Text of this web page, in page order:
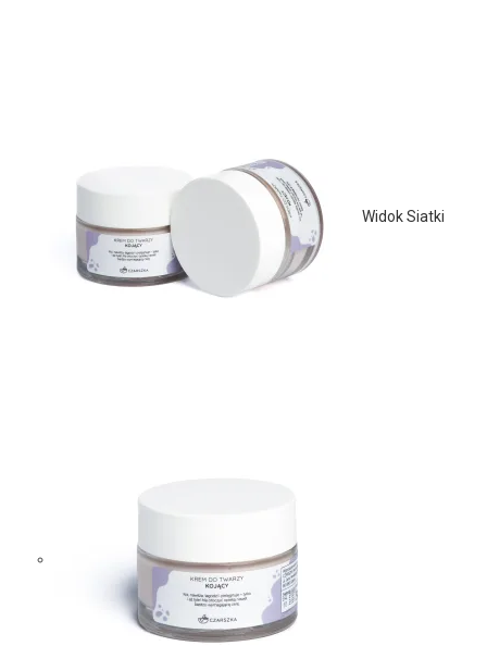
Widok Siatki